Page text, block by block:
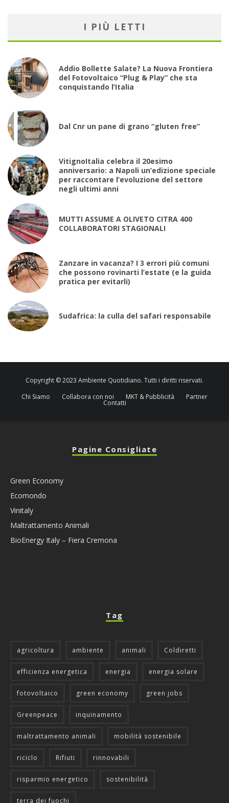
I PIÙ LETTI
Addio Bollette Salate? La Nuova Frontiera
del Fotovoltaico “Plug & Play” che sta
conquistando l’Italia
Dal Cnr un pane di grano “gluten free”
VitignoItalia celebra il 20esimo
anniversario: a Napoli un’edizione speciale
per raccontare l’evoluzione del settore
negli ultimi anni
MUTTI ASSUME A OLIVETO CITRA 400
COLLABORATORI STAGIONALI
Zanzare in vacanza? I 3 errori più comuni
che possono rovinarti l’estate (e la guida
pratica per evitarli)
Sudafrica: la culla del safari responsabile
Copyright © 2023 Ambiente Quotidiano. Tutti i diritti riservati.
Chi Siamo
Collabora con noi MKT & Pubblicità Partner
Contatti
Pagine Consigliate
Green Economy
Ecomondo
Vinitaly
Maltrattamento Animali
BioEnergy Italy – Fiera Cremona
Tag
agricoltura ambiente animali Coldiretti
efficienza energetica energia energia solare
fotovoltaico green economy green jobs
Greenpeace inquinamento
maltrattamento animali mobilità sostenibile
riciclo Rifiuti rinnovabili
risparmio energetico sostenibilità
terra dei fuochi